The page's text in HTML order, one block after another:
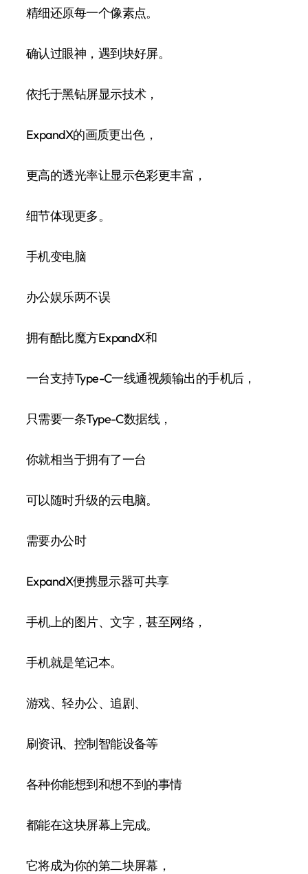
精细还原每一个像素点。
确认过眼神，遇到块好屏。
依托于黑钻屏显示技术，
ExpandX的画质更出色，
更高的透光率让显示色彩更丰富，
细节体现更多。
手机变电脑
办公娱乐两不误
拥有酷比魔方ExpandX和
一台支持Type-C一线通视频输出的手机后，
只需要一条Type-C数据线，
你就相当于拥有了一台
可以随时升级的云电脑。
需要办公时
ExpandX便携显示器可共享
手机上的图片、文字，甚至网络，
手机就是笔记本。
游戏、轻办公、追剧、
刷资讯、控制智能设备等
各种你能想到和想不到的事情
都能在这块屏幕上完成。
它将成为你的第二块屏幕，